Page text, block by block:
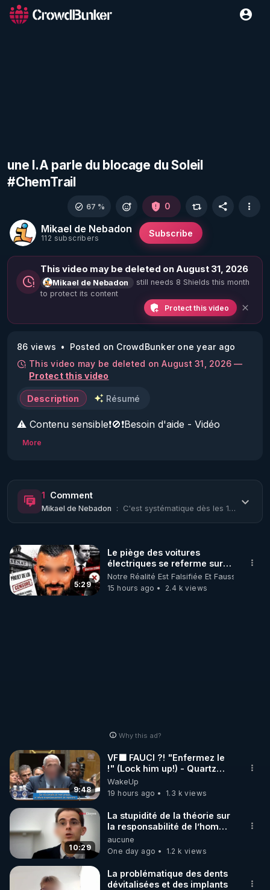
une I.A parle du blocage du Soleil
#ChemTrail
Mikael de Nebadon
112 subscribers Subscribe
67 % 0
This video may be deleted on August 31, 2026
Mikael de Nebadon
still needs 8 Shields this month
to protect its content
Protect this video
86 views
Posted on CrowdBunker one year ago
This video may be deleted on August 31, 2026 —
Protect this video
Description Résumé
⚠️ Contenu sensible❗🚫❗Besoin d'aide - Vidéo
#Code2016 censurée
➤Shadow ban YouTube -
https://www.youtube.com/@LecodedelaMatrice
➤Shadow ban TikTok -
https://www.tiktok.com/@le_code_de_la_matrice
▬▬▬ #Science - VÉRIFIEZ CHAQUE CODE 2016 -
TABLE 9 ▬▬▬
📌Logiciel de Gématrie : http://bit.ly/3i2I49H
📌Gématrie en ligne :
More
1 Comment
Mikael de Nebadon : C'est systématique dès les 1ères vues il a un DISLIKE de la vidéo comme d'habitu...
5:29
Le piège des voitures
électriques se referme sur
les usagers !
Notre Réalité Est Falsifiée Et Fausse
15 hours ago
2.4 k views
Why this ad?
9:48
VF🟩 FAUCI ?! "Enfermez le
!" (Lock him up!) - Quartz
Traduction
WakeUp
19 hours ago
1.3 k views
10:29
La stupidité de la théorie sur
la responsabilité de l’homme
concernant le dioxyde de
carbone.
aucune
One day ago
1.2 k views
La problématique des dents
dévitalisées et des implants